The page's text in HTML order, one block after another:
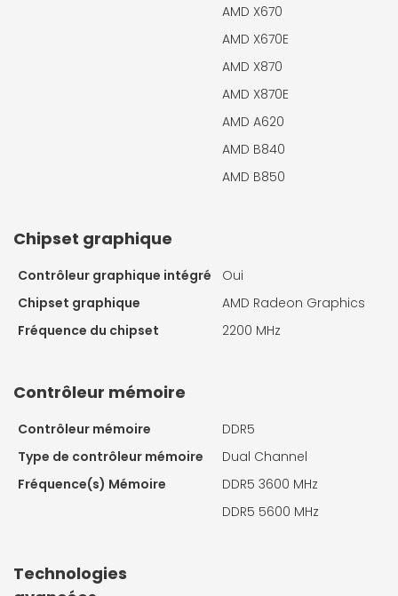
AMD X670
AMD X670E
AMD X870
AMD X870E
AMD A620
AMD B840
AMD B850
Chipset graphique
Contrôleur graphique intégré
Oui
Chipset graphique
AMD Radeon Graphics
Fréquence du chipset
2200 MHz
Contrôleur mémoire
Contrôleur mémoire
DDR5
Type de contrôleur mémoire
Dual Channel
Fréquence(s) Mémoire
DDR5 3600 MHz
DDR5 5600 MHz
Technologies